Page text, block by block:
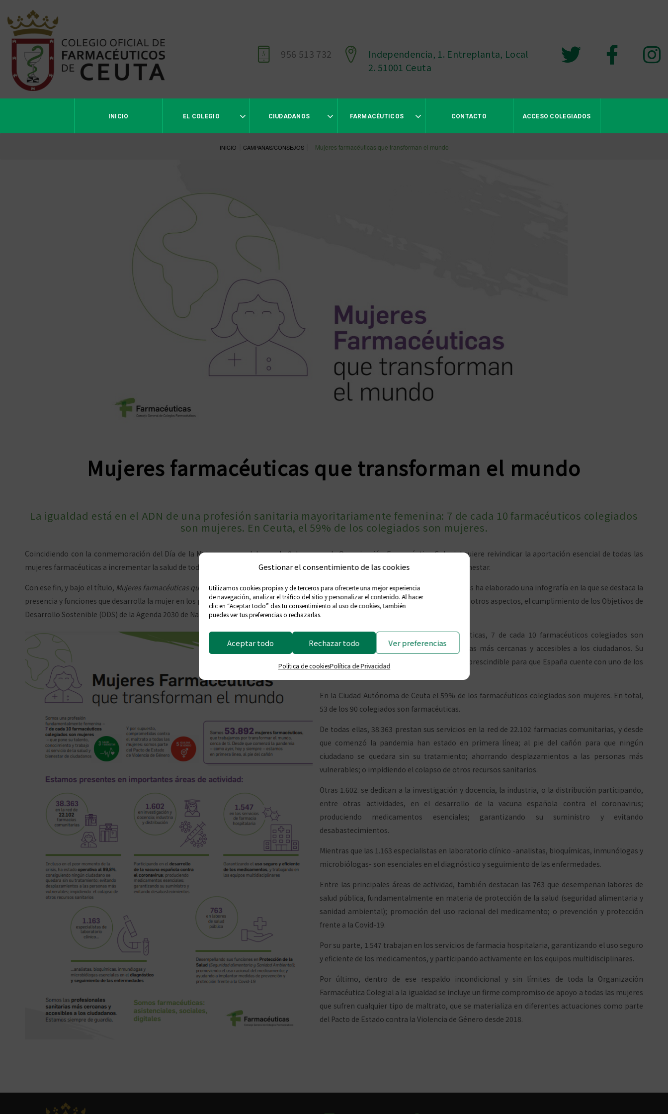
Gestionar el consentimiento de las cookies
Utilizamos cookies propias y de terceros para ofrecerte una mejor experiencia
de navegación, analizar el tráfico del sitio y personalizar el contenido. Al hacer
clic en “Aceptar todo” das tu consentimiento al uso de cookies, también
puedes ver tus preferencias o rechazarlas.
Aceptar todo Rechazar todo Ver preferencias
Política de cookiesPolítica de Privacidad
956 513 732
Independencia, 1. Entreplanta, Local
2. 51001 Ceuta
INICIO EL COLEGIO CIUDADANOS FARMACÉUTICOS CONTACTO ACCESO COLEGIADOS
INICIO CAMPAÑAS/CONSEJOS Mujeres farmacéuticas que transforman el mundo
Mujeres farmacéuticas que transforman el mundo
La igualdad está en el ADN de una profesión sanitaria mayoritariamente femenina: 7 de cada 10 farmacéuticos colegiados
son mujeres. En Ceuta, el 59% de los colegiados son mujeres.
Coincidiendo con la conmemoración del Día de la Mujer, que se celebra cada 8 de marzo, la Organización Farmacéutica Colegial quiere reivindicar la aportación esencial de todas las
mujeres farmacéuticas a incrementar la salud de todas las personas, así como su contribución al sostenimiento de la sociedad del bienestar.
Con ese fin, y bajo el título, Mujeres farmacéuticas que transforman el mundo, el Consejo General de Colegios Oficiales de Farmacéuticos ha elaborado una infografía en la que se destaca la
presencia y funciones que desarrolla la mujer en los principales ámbitos de actividad de la profesión farmacéutica favoreciendo, entre otros aspectos, el cumplimiento de los Objetivos de
Desarrollo Sostenible (ODS) de la Agenda 2030 de Naciones Unidad.
En concreto, hay 53.892 mujeres farmacéuticas, 7 de cada 10 farmacéuticos colegiados son
mujeres, que son las profesionales sanitarias más cercanas y accesibles a los ciudadanos. Su
talento, esfuerzo y conocimiento resulta imprescindible para que España cuente con uno de los
En la Ciudad Autónoma de Ceuta el 59% de los farmacéuticos colegiados son mujeres. En total,
53 de los 90 colegiados son farmacéuticas.
De todas ellas, 38.363 prestan sus servicios en la red de 22.102 farmacias comunitarias, y desde
que comenzó la pandemia han estado en primera línea; al pie del cañón para que ningún
ciudadano se quedara sin su tratamiento; ahorrando desplazamientos a las personas más
vulnerables; o impidiendo el colapso de otros recursos sanitarios.
Otras 1.602. se dedican a la investigación y docencia, la industria, o la distribución participando,
entre otras actividades, en el desarrollo de la vacuna española contra el coronavirus;
produciendo medicamentos esenciales; garantizando su suministro y evitando
desabastecimientos.
Mientras que las 1.163 especialistas en laboratorio clínico -analistas, bioquímicas, inmunólogas y
microbiólogas- son esenciales en el diagnóstico y seguimiento de las enfermedades.
Entre las principales áreas de actividad, también destacan las 763 que desempeñan labores de
salud pública, fundamentalmente en materia de protección de la salud (seguridad alimentaria y
sanidad ambiental); promoción del uso racional del medicamento; o prevención y protección
frente a la Covid-19.
Por su parte, 1.547 trabajan en los servicios de farmacia hospitalaria, garantizando el uso seguro
y eficiente de los medicamentos, y participando activamente en los equipos multidisciplinares.
Por último, dentro de ese respaldo incondicional y sin límites de toda la Organización
Farmacéutica Colegial a la igualdad se incluye un firme compromiso de apoyo a todas las mujeres
que sufren cualquier tipo de maltrato, que se materializa en diferentes actuaciones como parte
del Pacto de Estado contra la Violencia de Género desde 2018.